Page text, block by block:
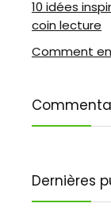
10 idées
coin lecture
Comment
Dernières